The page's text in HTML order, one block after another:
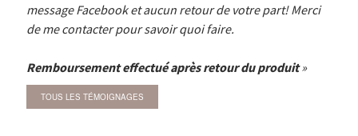
message Facebook et aucun retour de votre part! Merci
de me contacter pour savoir quoi faire.
Remboursement effectué après retour du produit
TOUS LES TÉMOIGNAGES